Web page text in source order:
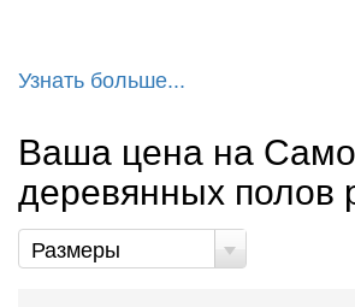
Узнать больше...
Ваша цена на
деревянных полов
Размеры